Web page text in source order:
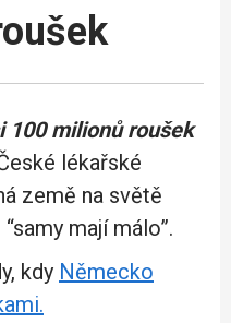
100 milionů roušek
lékařské
země na světě
mají málo”.
kdy Německo